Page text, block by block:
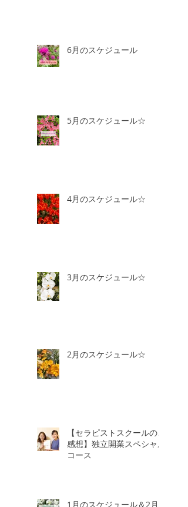
6月のスケジュール
5月のスケジュール☆
4月のスケジュール☆
3月のスケジュール☆
2月のスケジュール☆
【セラピストスクールのご
感想】独立開業スペシャル
コース
1月のスケジュール＆2月3